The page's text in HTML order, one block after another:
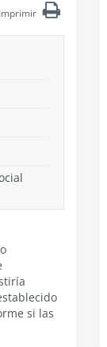
Imprimir
si las